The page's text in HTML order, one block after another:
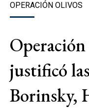
OPERACIÓN OLIVOS
justificó
Borinsky,